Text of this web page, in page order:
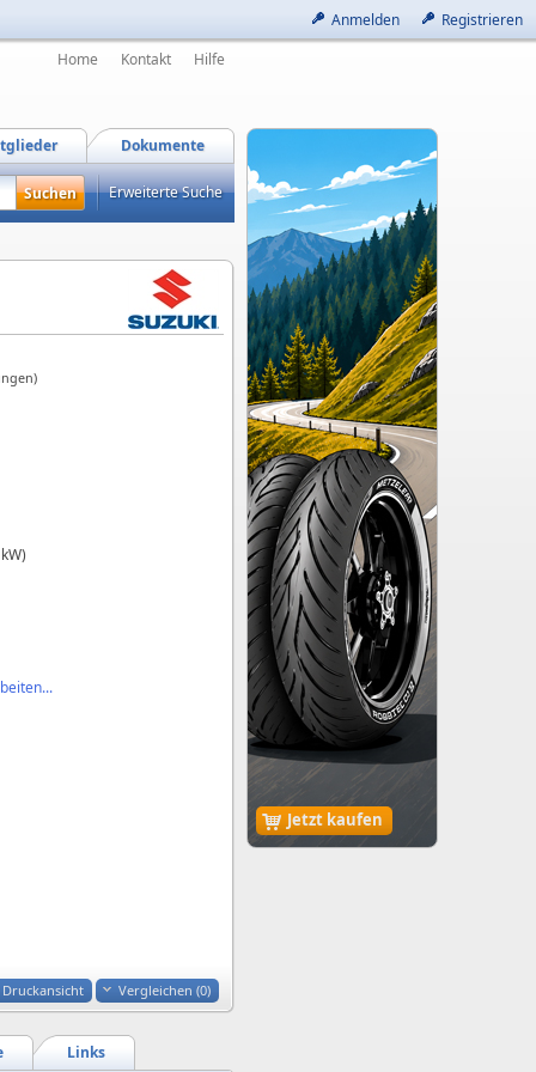
Anmelden Registrieren
Jetzt kaufen
Home Kontakt Hilfe
Dokumente
Erweiterte Suche
Druckansicht Vergleichen (0)
Links